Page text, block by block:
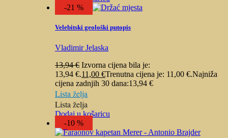
-21 %
Velebitski geološki putopis
Vladimir Jelaska
13,94€ Izvorna cijena bila je:
13,94 €.11,00 €Trenutna cijena je: 11,00 €.Najniža
cijena zadnjih 30 dana:13,94 €
Lista želja
Lista želja
Dodaj u košaricu
-10 %